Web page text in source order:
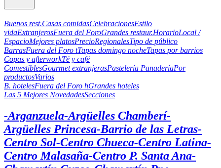
Buenos rest.Casas comidasCelebracionesEstilo
vidaExtranjerosFuera del ForoGrandes restaur.HorarioLocal /
EspacioMejores platosPrecioRegionalesTipo de público
BarrasFuera del Foro tTapas domingo nocheTapas por barrios
Copas y afterworkTé y café
ComestiblesGourmet extranjerasPastelería PanaderíaPor
productosVarios
B. hotelesFuera del Foro hGrandes hoteles
Las 5 Mejores NovedadesSecciones
-Arganzuela-Argüelles Chamberí-
Argüelles Princesa-Barrio de las Letras-
Centro Sol-Centro Chueca-Centro Latina-
Centro Malasaña-Centro P. Santa Ana-